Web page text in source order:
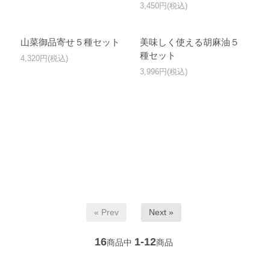
3,450円(税込)
山菜御品寄せ５種セット
4,320円(税込)
美味しく使える胡麻油５
種セット
3,996円(税込)
« Prev Next »
16商品中 1-12商品